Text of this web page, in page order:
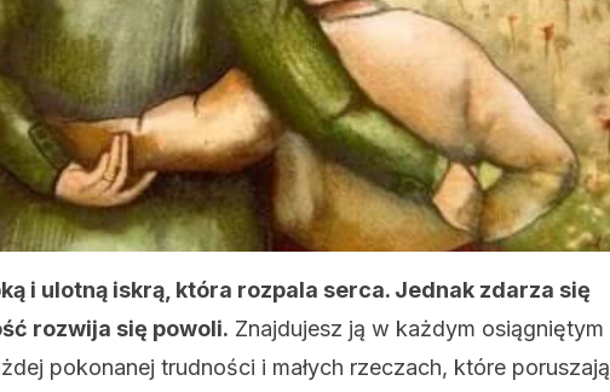
i ulotną iskrą, która rozpala serca. Jednak zdarza się
rozwija się powoli. Znajdujesz ją w każdym osiągniętym
pokonanej trudności i małych rzeczach, które poruszają